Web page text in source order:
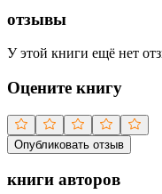
отзывы
У этой книги ещё нет
Оцените книгу
Опубликовать отзыв
книги авторов